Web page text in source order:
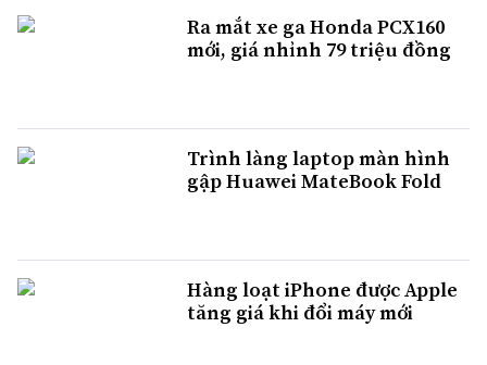
Ra mắt xe ga Honda PCX160
mới, giá nhỉnh 79 triệu đồng
Trình làng laptop màn hình
gập Huawei MateBook Fold
Hàng loạt iPhone được Apple
tăng giá khi đổi máy mới